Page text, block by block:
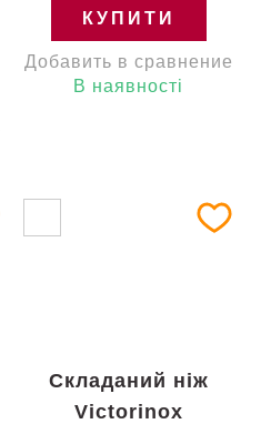
КУПИТИ
Добавить в сравнение
В наявності
Складаний ніж
Victorinox